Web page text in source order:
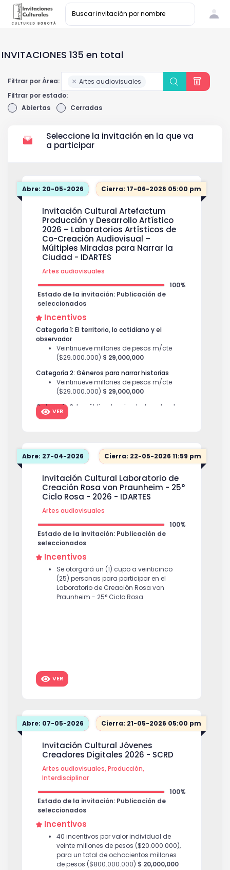
INVITACIONES 135 en total
Filtrar por Área:
Artes audiovisuales
Filtrar por estado:
Abiertas
Cerradas
Seleccione la invitación en la que va
a participar
Abre: 20-05-2026 Cierra: 17-06-2026 05:00 pm
Invitación Cultural Artefactum
Producción y Desarrollo Artístico
2026 – Laboratorios Artísticos de
Co-Creación Audiovisual –
Múltiples Miradas para Narrar la
Ciudad - IDARTES
Artes audiovisuales
100%
Estado de la invitación: Publicación de
seleccionados
Incentivos
Categoría 1: El territorio, lo cotidiano y el
observador
Veintinueve millones de pesos m/cte
($29.000.000) $ 29,000,000
Categoría 2: Géneros para narrar historias
Veintinueve millones de pesos m/cte
($29.000.000) $ 29,000,000
Categoría 3: Lo público, lo privado, lo natural y
lo artificial
VER
Abre: 27-04-2026 Cierra: 22-05-2026 11:59 pm
Invitación Cultural Laboratorio de
Creación Rosa von Praunheim - 25°
Ciclo Rosa - 2026 - IDARTES
Artes audiovisuales
100%
Estado de la invitación: Publicación de
seleccionados
Incentivos
Se otorgará un (1) cupo a veinticinco
(25) personas para participar en el
Laboratorio de Creación Rosa von
Praunheim - 25° Ciclo Rosa.
VER
Abre: 07-05-2026 Cierra: 21-05-2026 05:00 pm
Invitación Cultural Jóvenes
Creadores Digitales 2026 - SCRD
Artes audiovisuales, Producción,
Interdisciplinar
100%
Estado de la invitación: Publicación de
seleccionados
Incentivos
40 incentivos por valor individual de
veinte millones de pesos ($20.000.000),
para un total de ochocientos millones
de pesos ($800.000.000) $ 20,000,000